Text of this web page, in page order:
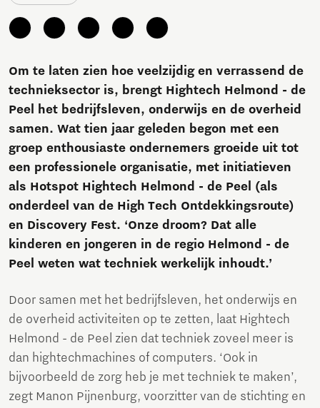
Om te laten zien hoe veelzijdig en verrassend de
technieksector is, brengt Hightech Helmond - de
Peel het bedrijfsleven, onderwijs en de overheid
samen. Wat tien jaar geleden begon met een
groep enthousiaste ondernemers groeide uit tot
een professionele organisatie, met initiatieven
als Hotspot Hightech Helmond - de Peel (als
onderdeel van de High Tech Ontdekkingsroute)
en Discovery Fest. ‘Onze droom? Dat alle
kinderen en jongeren in de regio Helmond - de
Peel weten wat techniek werkelijk inhoudt.’
Door samen met het bedrijfsleven, het onderwijs en
de overheid activiteiten op te zetten, laat Hightech
Helmond - de Peel zien dat techniek zoveel meer is
dan hightechmachines of computers. ‘Ook in
bijvoorbeeld de zorg heb je met techniek te maken’,
zegt Manon Pijnenburg, voorzitter van de stichting en